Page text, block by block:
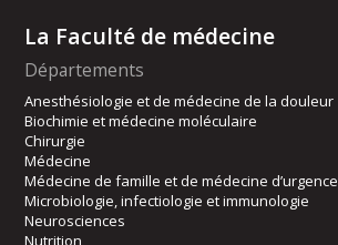
La Faculté de médecine
Départements
Anesthésiologie et de médecine de la douleur
Biochimie et médecine moléculaire
Chirurgie
Médecine
Médecine de famille et de médecine d’urgence
Microbiologie, infectiologie et immunologie
Neurosciences
Nutrition